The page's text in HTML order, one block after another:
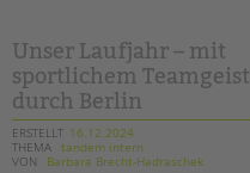
Förderzentren
Kollegs
EFöB
Schulbezogene Sozialarbeit
Tagesgruppen
Unser Laufjahr – mit
sportlichem Teamgeist
durch Berlin
ERSTELLT 16.12.2024
THEMA tandem intern
VON
Barbara Brecht-Hadraschek